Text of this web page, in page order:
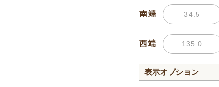
南端
西端
表示オプション